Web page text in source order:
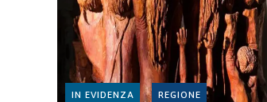
IN EVIDENZA REGIONE